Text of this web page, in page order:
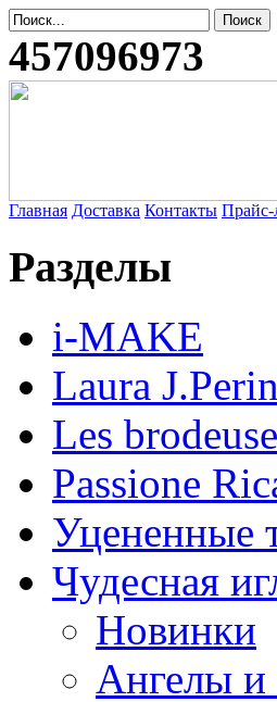
457096973
Главная Доставка Контакты Прайс-
Разделы
i-MAKE
Laura
Les
Passione
Уцененные
Чудесная
Новинки
Ангелы и